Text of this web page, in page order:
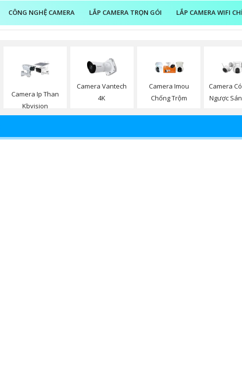
CÔNG NGHỆ CAMERA LẮP CAMERA TRỌN GÓI LẮP CAMERA WIFI
Camera Ip Than
Kbvision
Camera Vantech
4K
Camera Imou
Chống Trộm
Camera
Ngược